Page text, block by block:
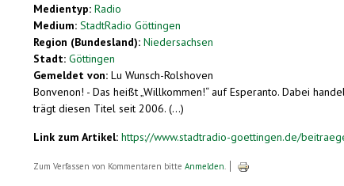
Medientyp: Radio
Medium: StadtRadio Göttingen
Region (Bundesland): Niedersachsen
Stadt: Göttingen
Gemeldet von: Lu Wunsch-Rolshoven
Bonvenon! - Das heißt „Willkommen!“ auf Esperanto. Dabei
trägt diesen Titel seit 2006. (...)
Link zum Artikel: https://www.stadtradio-goettingen.de/
Zum Verfassen von Kommentaren bitte Anmelden.